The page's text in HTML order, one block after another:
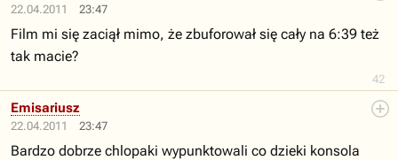
22.04.2011 23:47
42
Film mi się zaciął mimo, że zbuforował się cały na 6:39 też
tak macie?
22.04.2011 23:47
Emisariusz
Bardzo dobrze chlopaki wypunktowali co dzieki konsola